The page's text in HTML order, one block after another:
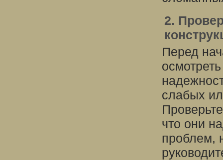
2.
Перед
слабых
что они
проблем,